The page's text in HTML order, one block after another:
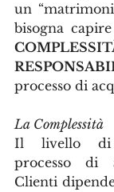
un
processo di
La Complessità
Il livello di
processo di
Clienti